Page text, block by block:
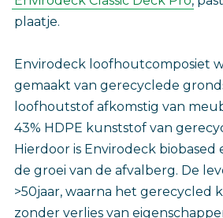
plaatje.
Envirodeck loofhoutcomposiet
gemaakt van gerecyclede
loofhoutstof afkomstig van
43% HDPE kunststof van
Hierdoor is Envirodeck
de groei van de afvalberg. De
>50jaar, waarna het gerecycled
zonder verlies van